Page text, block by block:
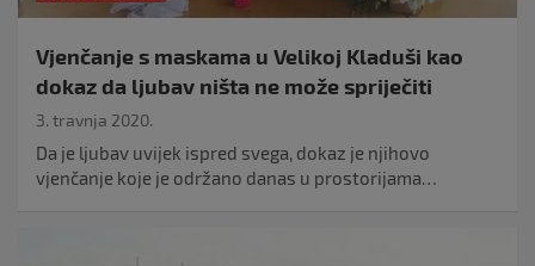
Vjenčanje s maskama u Velikoj Kladuši kao
dokaz da ljubav ništa ne može spriječiti
3. travnja 2020.
Da je ljubav uvijek ispred svega, dokaz je njihovo
vjenčanje koje je održano danas u prostorijama…